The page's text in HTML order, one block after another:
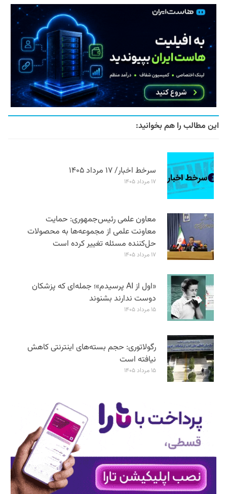
این مطالب را هم بخوانید:
سرخط اخبار/ ۱۷ مرداد ۱۴۰۵
۱۷ مرداد ۱۴۰۵
معاون علمی رئیس‌جمهوری: حمایت
معاونت علمی از مجموعه‌ها به محصولات
حل‌کننده مسئله تغییر کرده است
۱۷ مرداد ۱۴۰۵
«اول از AI پرسیدم»؛ جمله‌ای که پزشکان
دوست ندارند بشنوند
۱۵ مرداد ۱۴۰۵
رگولاتوری: حجم بسته‌های اینترنتی کاهش
نیافته است
۱۵ مرداد ۱۴۰۵